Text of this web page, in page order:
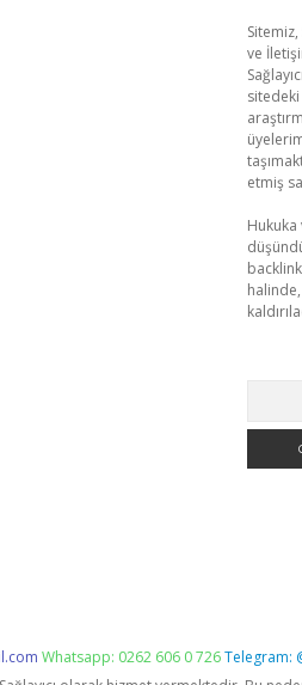
ve
etmiş
Hukuka
Whatsapp: 0262 606 0 726Telegram: